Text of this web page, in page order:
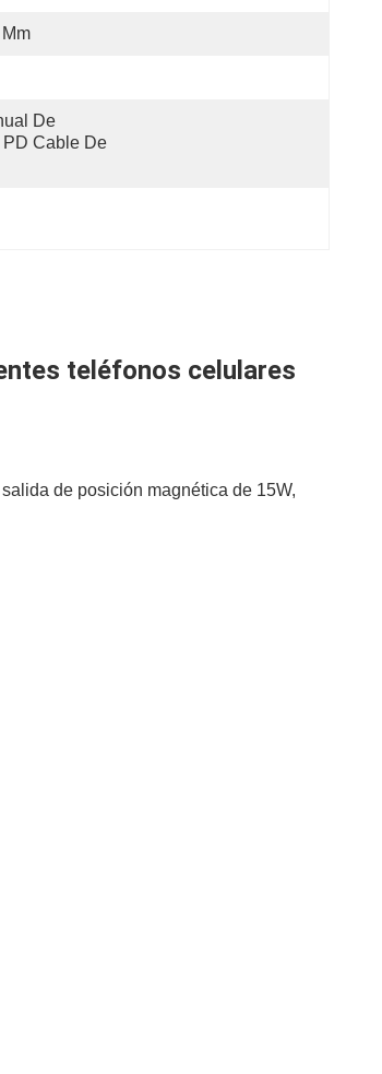
De
PD Cable De
teléfonos celulares
de posición magnética de 15W,